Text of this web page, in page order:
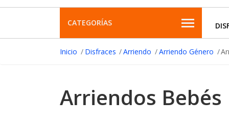
CATEGORÍAS
Inicio Disfraces Arriendo Arriendo Género
Arriendos Bebés